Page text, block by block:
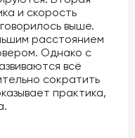
и скорость
выше.
расстоянием
Однако с
всё
сократить
практика,